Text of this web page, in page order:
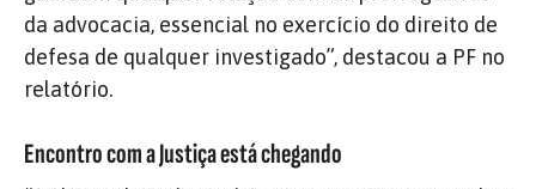
da advocacia, essencial no exercício do direito de
defesa de qualquer investigado”, destacou a PF no
relatório.
Encontro com a Justiça está chegando